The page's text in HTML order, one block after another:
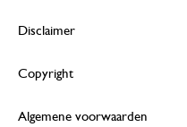
Disclaimer
Copyright
Algemene voorwaarden